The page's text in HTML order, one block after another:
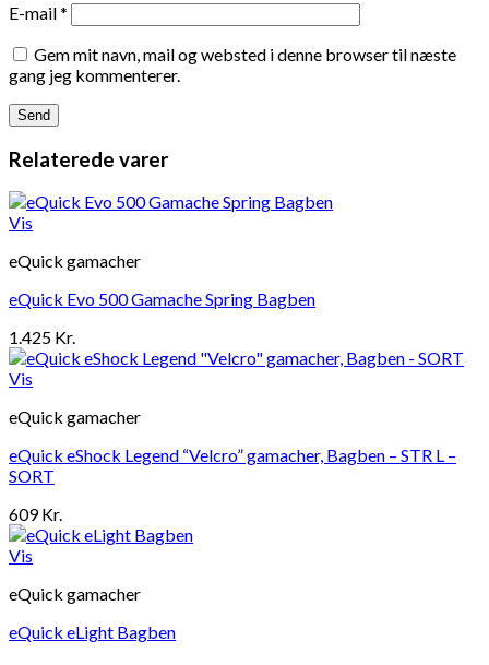
E-mail*
Gem mit navn, mail og websted i denne browser til næste
gang jeg kommenterer.
Relaterede varer
Vis
eQuick gamacher
eQuick Evo 500 Gamache Spring Bagben
1.425 Kr.
Vis
eQuick gamacher
eQuick eShock Legend “Velcro” gamacher, Bagben – STR L –
SORT
609Kr.
Vis
eQuick gamacher
eQuick eLight Bagben